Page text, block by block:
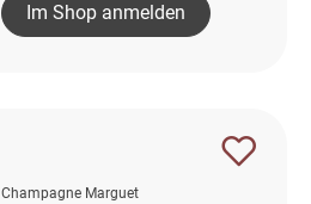
Im Shop anmelden
Champagne Marguet